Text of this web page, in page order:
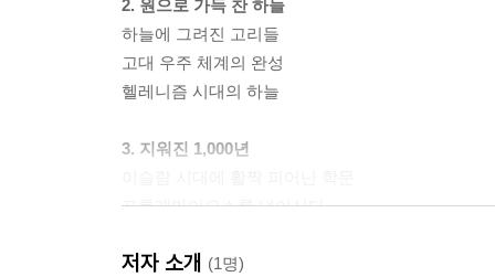
2. 원으로 가득 찬 하늘
하늘에 그려진 고리들
고대 우주 체계의 완성
헬레니즘 시대의 하늘
3. 지워진 1,000년
프톨레마이오스를 넘어서다
저자 소개 (1명)